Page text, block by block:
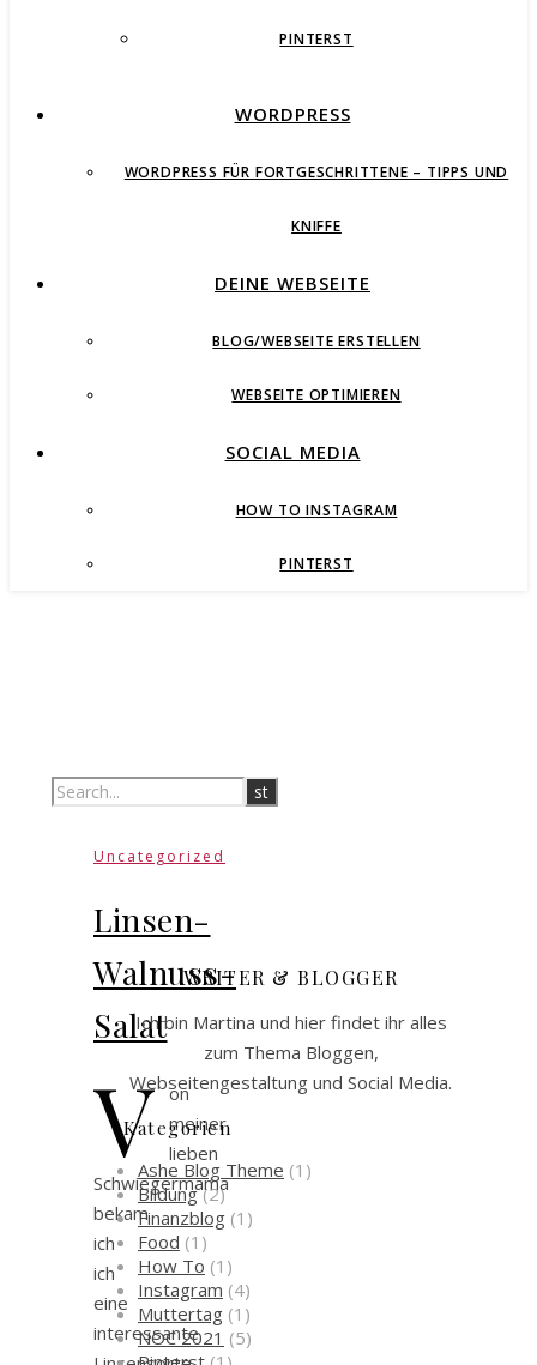
PINTERST
WORDPRESS
WORDPRESS FÜR FORTGESCHRITTENE – TIPPS UND
KNIFFE
DEINE WEBSEITE
BLOG/WEBSEITE ERSTELLEN
WEBSEITE OPTIMIEREN
SOCIAL MEDIA
HOW TO INSTAGRAM
PINTERST
Uncategorized
Linsen-
Walnuss-
Salat
V on
meiner
lieben
Schwiegermama
bekam
ich
ich
eine
interessante
WRITER & BLOGGER
Ich bin Martina und hier findet ihr alles
zum Thema Bloggen,
Webseitengestaltung und Social Media.
Kategorien
Ashe Blog Theme (1)
Bildung(2)
Finanzblog (1)
Food (1)
How To (1)
Instagram (4)
Muttertag (1)
NOC 2021 (5)